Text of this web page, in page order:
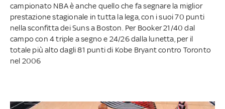
campionato NBA è anche quello che fa segnare la miglior
prestazione stagionale in tutta la lega, con i suoi 70 punti
nella sconfitta dei Suns a Boston. Per Booker 21/40 dal
campo con 4 triple a segno e 24/26 dalla lunetta, per il
totale più alto dagli 81 punti di Kobe Bryant contro Toronto
nel 2006